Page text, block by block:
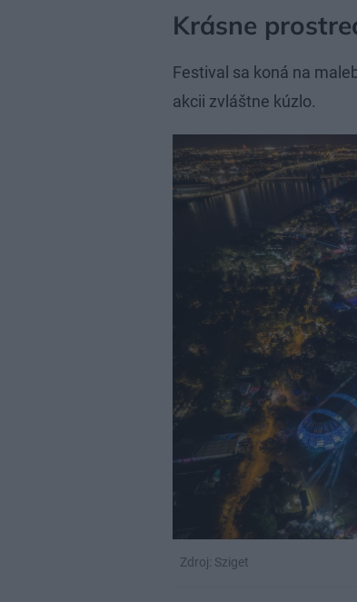
Krásne
Festival sa koná na
akcii zvláštne kúzlo.
Zdroj: Sziget